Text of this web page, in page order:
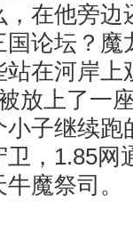
在他旁边
论坛？魔
在河岸上
放上了一
子继续跑
，1.85网
魔祭司。